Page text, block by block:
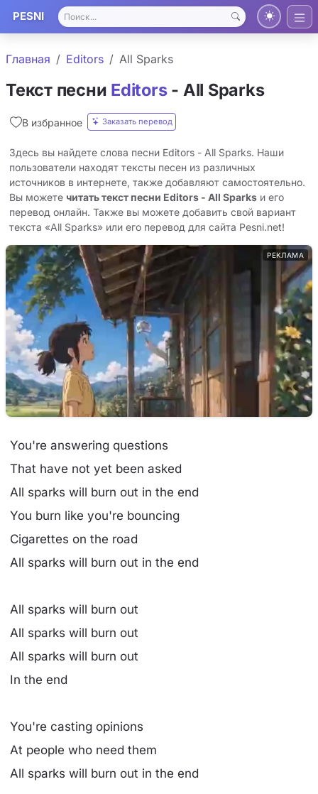
PESNI
Главная Editors All Sparks
Текст песни Editors- All Sparks
В избранное Заказать перевод
Здесь вы найдете слова песни Editors - All Sparks. Наши
пользователи находят тексты песен из различных
источников в интернете, также добавляют самостоятельно.
Вы можете читать текст песни Editors - All Sparks и его
перевод онлайн. Также вы можете добавить свой вариант
текста «All Sparks» или его перевод для сайта Pesni.net!
РЕКЛАМА
You're answering questions
That have not yet been asked
All sparks will burn out in the end
You burn like you're bouncing
Cigarettes on the road
All sparks will burn out in the end
All sparks will burn out
All sparks will burn out
All sparks will burn out
In the end
You're casting opinions
At people who need them
All sparks will burn out in the end